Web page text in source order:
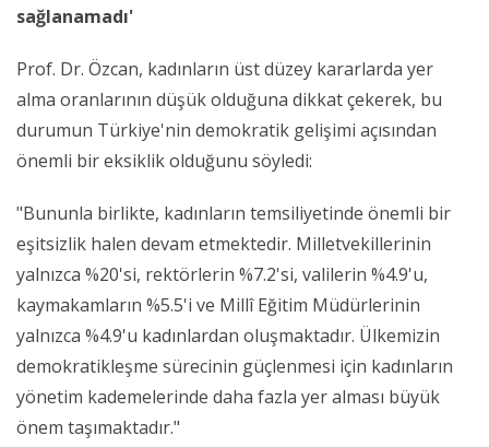
sağlanamadı'
Prof. Dr. Özcan, kadınların üst düzey kararlarda yer
alma oranlarının düşük olduğuna dikkat çekerek, bu
durumun Türkiye'nin demokratik gelişimi açısından
önemli bir eksiklik olduğunu söyledi:
"Bununla birlikte, kadınların temsiliyetinde önemli bir
eşitsizlik halen devam etmektedir. Milletvekillerinin
yalnızca %20'si, rektörlerin %7.2'si, valilerin %4.9'u,
kaymakamların %5.5'i ve Millî Eğitim Müdürlerinin
yalnızca %4.9'u kadınlardan oluşmaktadır. Ülkemizin
demokratikleşme sürecinin güçlenmesi için kadınların
yönetim kademelerinde daha fazla yer alması büyük
önem taşımaktadır."